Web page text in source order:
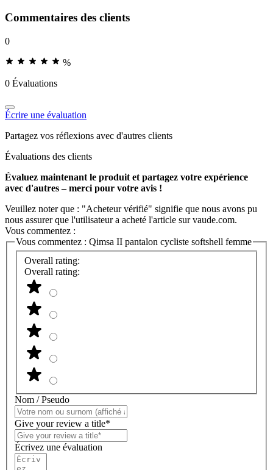
Commentaires des clients
0
%
0 Évaluations
Écrire une évaluation
Partagez vos réflexions avec d'autres clients
Évaluations des clients
Évaluez maintenant le produit et partagez votre expérience
avec d'autres – merci pour votre avis !
Veuillez noter que : "Acheteur vérifié" signifie que nous avons pu
nous assurer que l'utilisateur a acheté l'article sur vaude.com.
Vous commentez :
Vous commentez : Qimsa II pantalon cycliste softshell femme
Overall rating:
Overall rating:
Nom / Pseudo
Give your review a title*
Écrivez une évaluation